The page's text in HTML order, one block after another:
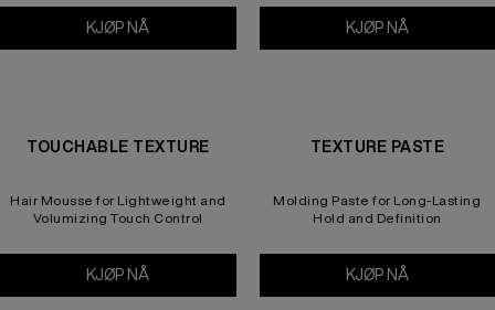
KJØP NÅ KJØP NÅRoot Tease
TOUCHABLE TEXTURE
Hair Mousse for Lightweight and
Volumizing Touch Control
KJØP NÅ
TEXTURE PASTE
Molding Paste for Long-Lasting
Hold and Definition
KJØP NÅTexture